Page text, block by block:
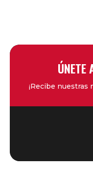
ÚNETE
¡Recibe